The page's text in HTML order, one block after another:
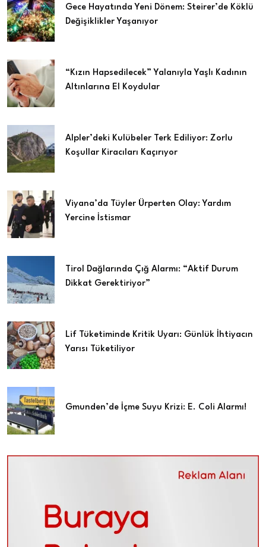
Gece Hayatında Yeni Dönem: Steirer’de Köklü
Değişiklikler Yaşanıyor
“Kızın Hapsedilecek” Yalanıyla Yaşlı Kadının
Altınlarına El Koydular
Alpler’deki Kulübeler Terk Ediliyor: Zorlu
Koşullar Kiracıları Kaçırıyor
Viyana’da Tüyler Ürperten Olay: Yardım
Yercine İstismar
Tirol Dağlarında Çığ Alarmı: “Aktif Durum
Dikkat Gerektiriyor”
Lif Tüketiminde Kritik Uyarı: Günlük İhtiyacın
Yarısı Tüketiliyor
Gmunden’de İçme Suyu Krizi: E. Coli Alarmı!